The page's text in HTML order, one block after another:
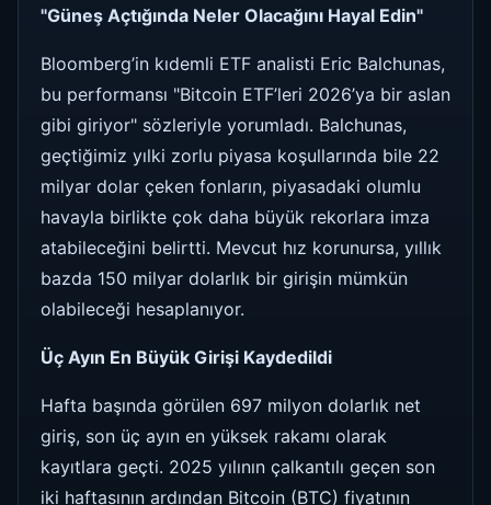
"Güneş Açtığında Neler Olacağını Hayal Edin"
Bloomberg’in kıdemli ETF analisti Eric Balchunas,
bu performansı "Bitcoin ETF’leri 2026’ya bir aslan
gibi giriyor" sözleriyle yorumladı. Balchunas,
geçtiğimiz yılki zorlu piyasa koşullarında bile 22
milyar dolar çeken fonların, piyasadaki olumlu
havayla birlikte çok daha büyük rekorlara imza
atabileceğini belirtti. Mevcut hız korunursa, yıllık
bazda 150 milyar dolarlık bir girişin mümkün
olabileceği hesaplanıyor.
Üç Ayın En Büyük Girişi Kaydedildi
Hafta başında görülen 697 milyon dolarlık net
giriş, son üç ayın en yüksek rakamı olarak
kayıtlara geçti. 2025 yılının çalkantılı geçen son
iki haftasının ardından Bitcoin (BTC) fiyatının